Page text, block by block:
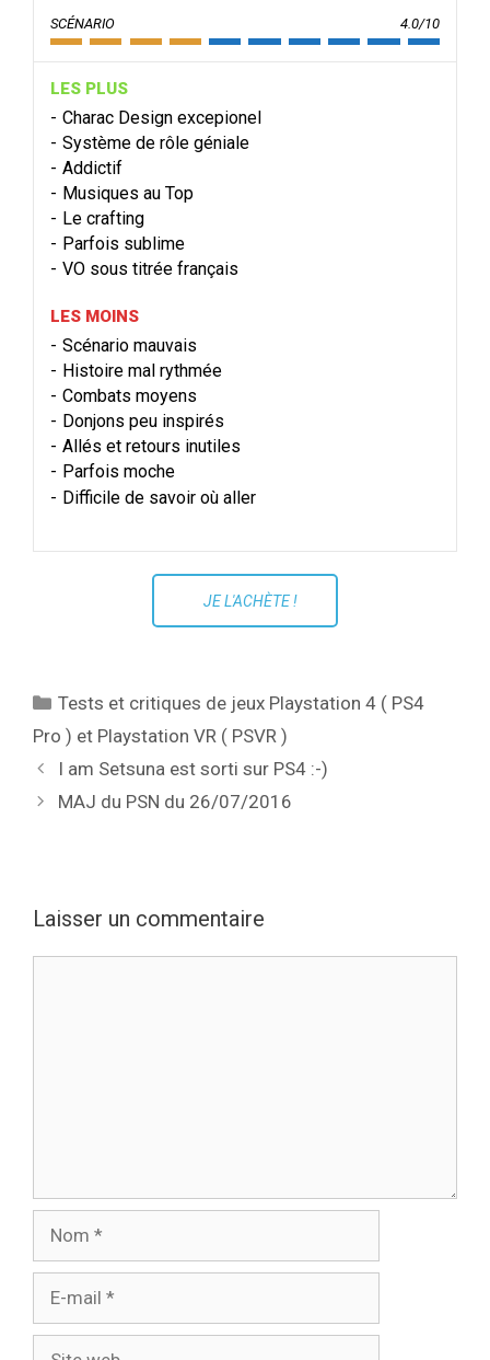
SCÉNARIO 4.0/10
LES PLUS
Charac Design excepionel
Système de rôle géniale
Addictif
Musiques au Top
Le crafting
Parfois sublime
VO sous titrée français
LES MOINS
Scénario mauvais
Histoire mal rythmée
Combats moyens
Donjons peu inspirés
Allés et retours inutiles
Parfois moche
Difficile de savoir où aller
JE L'ACHÈTE !
Catégories
Tests et critiques de jeux Playstation 4 ( PS4
Pro ) et Playstation VR ( PSVR )
I am Setsuna est sorti sur PS4 :-)
MAJ du PSN du 26/07/2016
Laisser un commentaire
mail